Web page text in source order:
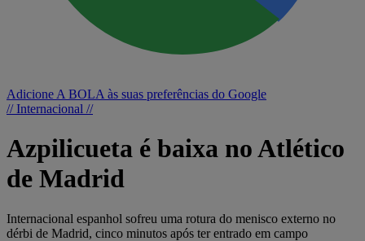
Adicione A BOLA às suas preferências do Google
// Internacional //
Azpilicueta é baixa no Atlético
de Madrid
Internacional espanhol sofreu uma rotura do menisco externo no
dérbi de Madrid, cinco minutos após ter entrado em campo